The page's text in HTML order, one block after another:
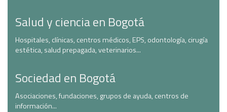
Salud y ciencia en Bogotá
Hospitales, clínicas, centros médicos, EPS, odontología, cirugía
estética, salud prepagada, veterinarios...
Sociedad en Bogotá
Asociaciones, fundaciones, grupos de ayuda, centros de
información...